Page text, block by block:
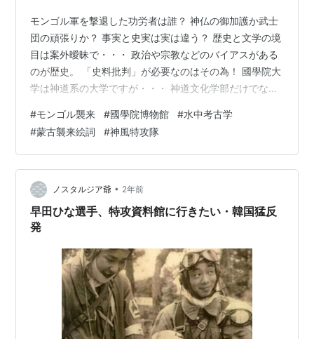
モンゴル軍を撃退した功労者は誰？ 神仏の御加護か武士
団の頑張りか？ 事実と史実は実は違う？ 歴史と文学の境
目は案外曖昧で・・・ 政治や宗教などのバイアスがある
のが歴史。 「史料批判」が必要なのはその為！ 國學院大
学は神道系の大学ですが・・・ 神道文化学部だけでなく
d(^_^o) www.kokugakuin.ac.jp と言うことで、特別展
「文永の役750年 Part1」に続きPart2にやって来まし
た！ その前に腹ごしらえ (^｡^) 博物館と同じ学術メディ
アセンター１階にある「カフェラウンジ若木が丘」で少
し遅めのランチをします。 gakus…
#モンゴル襲来 #國學院博物館 #水中考古学
#蒙古襲来絵詞 #神風特攻隊
ノスタルジア爺 • 2年前
早田ひな選手、特攻資料館に行きたい・韓国猛反
発